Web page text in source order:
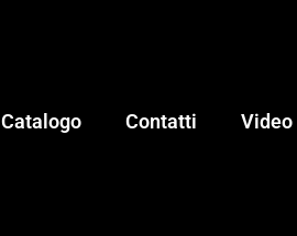
Catalogo Contatti Video